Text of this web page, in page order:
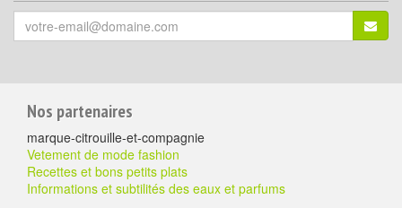
Votre
email
Pour
aller
plus
loin
Nos partenaires
marque-citrouille-et-compagnie
Vetement de mode fashion
Recettes et bons petits plats
Informations et subtilités des eaux et parfums